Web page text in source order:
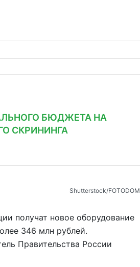
БЮДЖЕТА НА
СКРИНИНГА
Shutterstoсk/FOTODOM
получат новое оборудование
346 млн рублей.
Правительства России